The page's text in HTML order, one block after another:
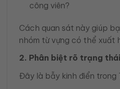
công viên?
Cách quan sát này giúp
nhóm từ vựng có thể xuất
2. Phân biệt rõ trạng
Đây là bẫy kinh điển trong